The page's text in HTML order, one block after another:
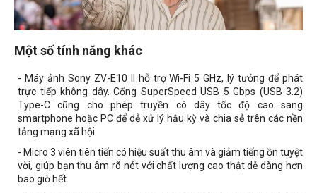
Một số tính năng khác
- Máy ảnh Sony ZV-E10 II hỗ trợ Wi-Fi 5 GHz, lý tưởng để phát
trực tiếp không dây. Cổng SuperSpeed ​​USB 5 Gbps (USB 3.2)
Type-C cũng cho phép truyền có dây tốc độ cao sang
smartphone hoặc PC để dễ xử lý hậu kỳ và chia sẻ trên các nền
tảng mạng xã hội.
- Micro 3 viên tiên tiến có hiệu suất thu âm và giảm tiếng ồn tuyệt
vời, giúp bạn thu âm rõ nét với chất lượng cao thật dễ dàng hơn
bao giờ hết.